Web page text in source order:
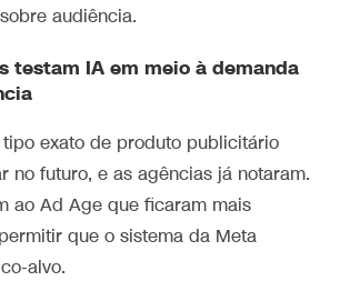
audiência.
testam IA em meio à demanda
exato de produto publicitário
no futuro, e as agências já notaram.
ao Ad Age que ficaram mais
que o sistema da Meta
alvo.